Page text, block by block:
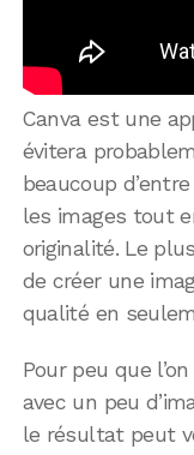
Canva est une
évitera
beaucoup
les images tout
originalité. Le
de créer une
qualité en
Pour peu que
avec un peu
le résultat peut